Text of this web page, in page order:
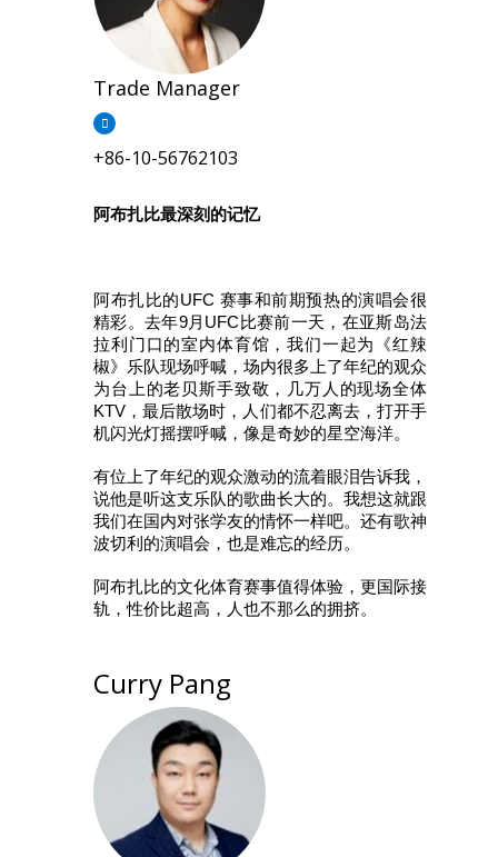
Trade Manager
+86-10-56762103
阿布扎比最深刻的记忆
阿布扎比的UFC 赛事和前期预热的演唱会很
精彩。去年9月UFC比赛前一天，在亚斯岛法
拉利门口的室内体育馆，我们一起为《红辣
椒》乐队现场呼喊，场内很多上了年纪的观众
为台上的老贝斯手致敬，几万人的现场全体
KTV，最后散场时，人们都不忍离去，打开手
机闪光灯摇摆呼喊，像是奇妙的星空海洋。
有位上了年纪的观众激动的流着眼泪告诉我，
说他是听这支乐队的歌曲长大的。我想这就跟
我们在国内对张学友的情怀一样吧。还有歌神
波切利的演唱会，也是难忘的经历。
阿布扎比的文化体育赛事值得体验，更国际接
轨，性价比超高，人也不那么的拥挤。
Curry Pang